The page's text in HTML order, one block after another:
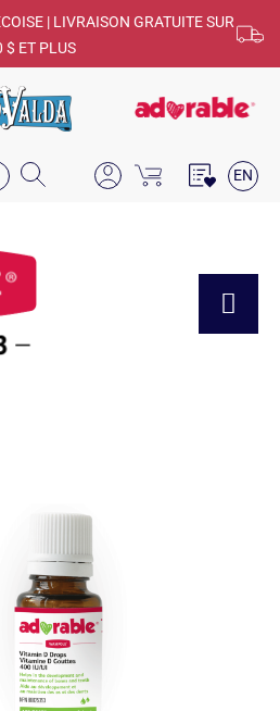
| LIVRAISON GRATUITE SUR
$ ET PLUS
EN